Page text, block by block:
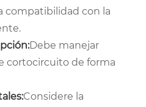
compatibilidad con la
Debe manejar
cortocircuito de forma
Considere la